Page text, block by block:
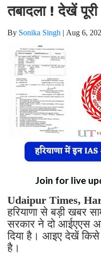
तबादला ! देखें
By Sonika Singh | Aug 6,
Join for live
Udaipur Times,
हरियाणा से बड़ी खबर
सरकार ने दो आईएएस
दिया है। आइए देखें किसे
है।